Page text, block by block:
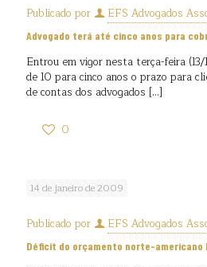
Publicado por EFS Advogados
Advogado terá até cinco anos para
Entrou em vigor nesta terça-feira (13/
de 10 para cinco anos o prazo para
de contas dos advogados […]
0
14 de janeiro de 2009
Publicado por EFS Advogados
Déficit do orçamento norte-americano